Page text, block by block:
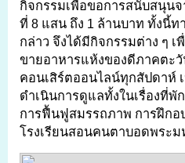
กิจกรรมเพื่อขอการสนับสนุน
ที่ 8 แสน ถึง 1 ล้านบาท ทั้งนี้ท
กล่าว จึงได้มีกิจกรรมต่าง ๆ
ขายอาหารแห้งของดีภาคตะ
คอนเสิร์ตออนไลน์ทุกสัปดาห์
ดำเนินการดูแลทั้งในเรื่องที่
การฟื้นฟูสมรรถภาพ การฝึกอ
โรงเรียนสอนคนตาบอดพระ